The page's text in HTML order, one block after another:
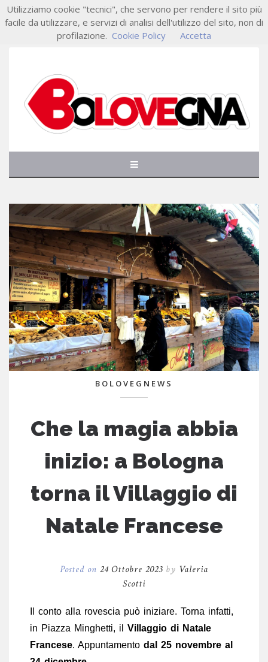
BOLOVEGNEWS
Che la magia abbia
inizio: a Bologna
torna il Villaggio di
Natale Francese
Posted on 24 Ottobre 2023 by Valeria
Scotti
Il conto alla rovescia può iniziare. Torna infatti,
in Piazza Minghetti, il Villaggio di Natale
Francese. Appuntamento dal 25 novembre al
Utilizziamo cookie "tecnici", che servono per rendere il sito più
facile da utilizzare, e servizi di analisi dell'utilizzo del sito, non di
profilazione. Cookie Policy Accetta